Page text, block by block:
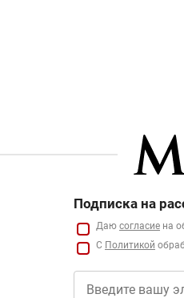
Подписка на
Даю согласие на
С Политикой